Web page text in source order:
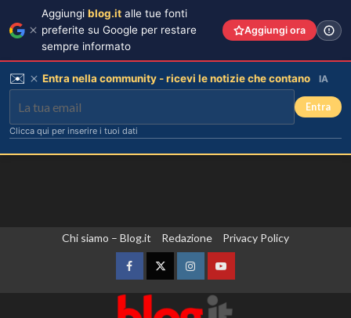
Chi siamo – Blog.it Redazione Privacy Policy
FacebookTwitterInstagramYouTube
Aggiungi blog.it alle tue fonti
preferite su Google per restare
sempre informato
Aggiungi ora
✉️ Entra nella community - ricevi le notizie che contano IA
Entra
Clicca qui per inserire i tuoi dati